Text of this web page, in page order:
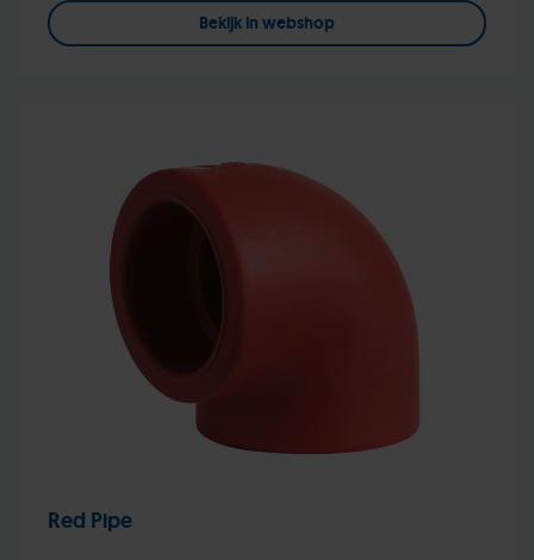
Bekijk in webshop
Red Pipe